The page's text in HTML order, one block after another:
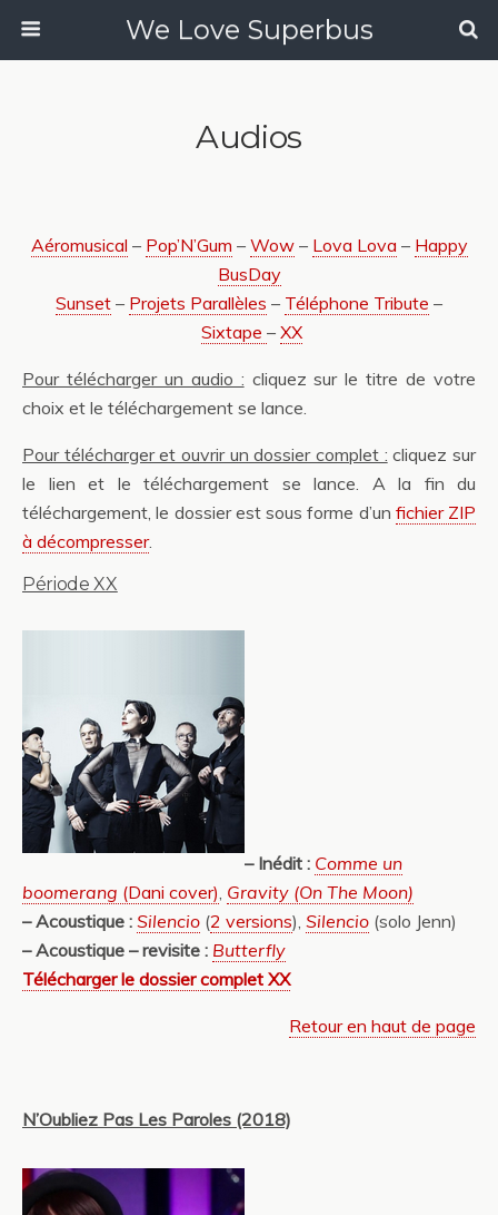
We Love Superbus
Audios
Aéromusical – Pop’N’Gum – Wow– Lova Lova – Happy
BusDay
Sunset – Projets Parallèles – Téléphone Tribute –
Sixtape – XX
Pour télécharger un audio : cliquez sur le titre de votre
choix et le téléchargement se lance.
Pour télécharger et ouvrir un dossier complet : cliquez sur
le lien et le téléchargement se lance. A la fin du
téléchargement, le dossier est sous forme d’un fichier ZIP
à décompresser.
Période XX
– Inédit : Comme un
boomerang (Dani cover), Gravity (On The Moon)
– Acoustique : Silencio (2 versions), Silencio (solo Jenn)
– Acoustique – revisite : Butterfly
Télécharger le dossier complet XX
Retour en haut de page
N’Oubliez Pas Les Paroles (2018)